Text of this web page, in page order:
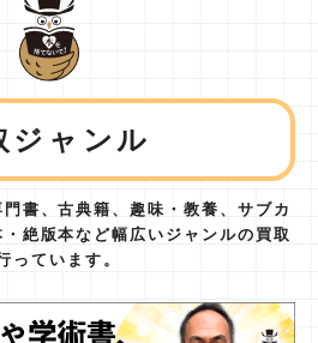
ジャンル
書、古典籍、趣味・教養、サブカ
・絶版本など幅広いジャンルの買取
っています。